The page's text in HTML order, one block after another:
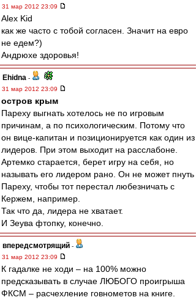
31 мар 2012 23:09
Alex Kid
как же часто с тобой согласен. Значит на евро
не едем?)
Андрюхе здоровья!
Ehidna -
31 мар 2012 23:09
остров крым
Пареху выгнать хотелось не по игровым
причинам, а по психологическим. Потому что
он вице-капитан и позиционируется как один из
лидеров. При этом выходит на расслабоне.
Артемко старается, берет игру на себя, но
называть его лидером рано. Он не может пнуть
Пареху, чтобы тот перестал любезничать с
Кержем, например.
Так что да, лидера не хватает.
И Зеува фтопку, конечно.
впередсмотрящий -
31 мар 2012 23:09
К гадалке не ходи – на 100% можно
предсказывать в случае ЛЮБОГО проигрыша
ФКСМ – расчехление говнометов на книге.